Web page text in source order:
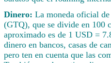
Dinero: La moneda oficial
(GTQ), que se divide en 100
aproximado es de 1 USD =
dinero en bancos, casas de
pero ten en cuenta que las